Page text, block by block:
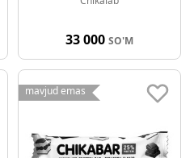
33 000 SO'M
mavjud emas